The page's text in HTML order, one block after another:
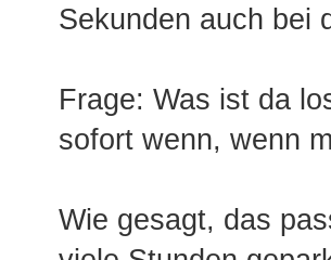
Sekunden auch bei
Frage: Was ist da
sofort wenn, wenn
Wie gesagt, das